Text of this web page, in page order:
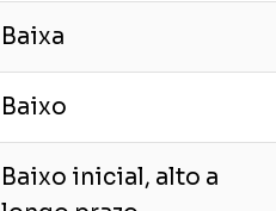
Baixa
Baixo
Baixo inicial, alto a